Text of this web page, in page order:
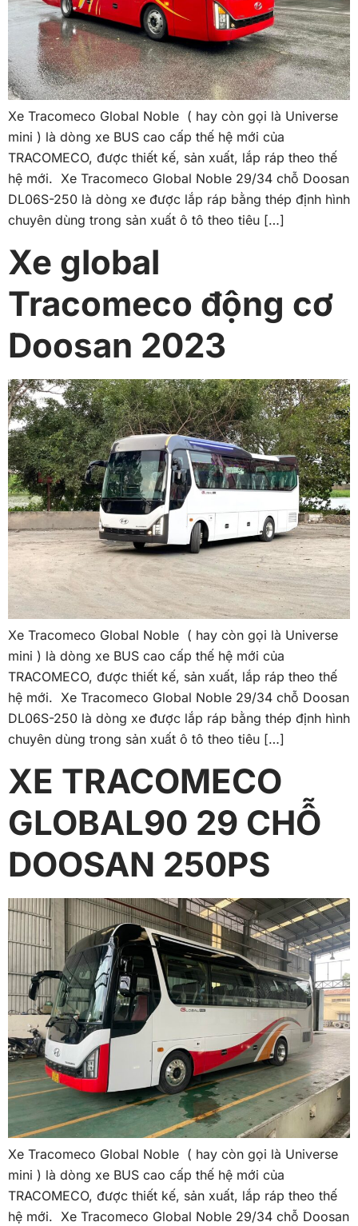
Xe Tracomeco Global Noble ( hay còn gọi là Universe
mini ) là dòng xe BUS cao cấp thế hệ mới của
TRACOMECO, được thiết kế, sản xuất, lắp ráp theo thế
hệ mới. Xe Tracomeco Global Noble 29/34 chỗ Doosan
DL06S-250 là dòng xe được lắp ráp bằng thép định hình
chuyên dùng trong sản xuất ô tô theo tiêu […]
Xe global
Tracomeco động cơ
Doosan 2023
Xe Tracomeco Global Noble ( hay còn gọi là Universe
mini ) là dòng xe BUS cao cấp thế hệ mới của
TRACOMECO, được thiết kế, sản xuất, lắp ráp theo thế
hệ mới. Xe Tracomeco Global Noble 29/34 chỗ Doosan
DL06S-250 là dòng xe được lắp ráp bằng thép định hình
chuyên dùng trong sản xuất ô tô theo tiêu […]
XE TRACOMECO
GLOBAL90 29 CHỖ
DOOSAN 250PS
Xe Tracomeco Global Noble ( hay còn gọi là Universe
mini ) là dòng xe BUS cao cấp thế hệ mới của
TRACOMECO, được thiết kế, sản xuất, lắp ráp theo thế
hệ mới. Xe Tracomeco Global Noble 29/34 chỗ Doosan